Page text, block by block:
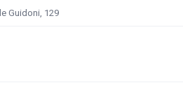
Guidoni, 129